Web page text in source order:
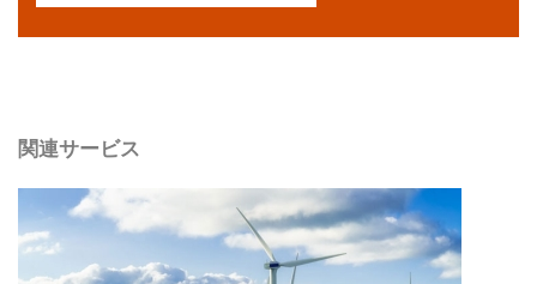
関連サービス